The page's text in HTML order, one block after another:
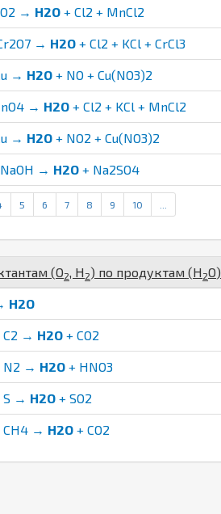
→ H2O + Cl2 + MnCl2
→ H2O + Cl2 + KCl + CrCl3
→ H2O + NO + Cu(NO3)2
→ H2O + Cl2 + KCl + MnCl2
→ H2O + NO2 + Cu(NO3)2
→ H2O + Na2SO4
5 6 7 8 9 10
(O2 H 2) по продуктам (H 2O)
H2O
C2 → H2O + CO2
N2 → H2O + HNO3
S → H2O + SO2
CH4 → H2O + CO2